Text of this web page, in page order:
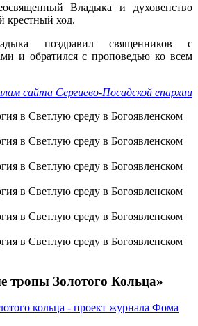
Владыка и духовенство
крестный ход.
поздравил священников с
и обратился с проповедью ко всем
сайта Сергиево-Посадской епархии
тропы Золотого Кольца»